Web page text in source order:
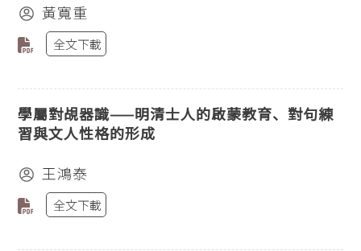
黃寬重
全文下載
學屬對覘器識——明清士人的啟蒙教育、對句練
習與文人性格的形成
王鴻泰
全文下載